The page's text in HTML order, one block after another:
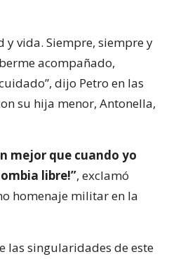
y vida. Siempre, siempre y
acompañado,
dijo Petro en las
su hija menor, Antonella,
mejor que cuando yo
libre!”, exclamó
homenaje militar en la
las singularidades de este